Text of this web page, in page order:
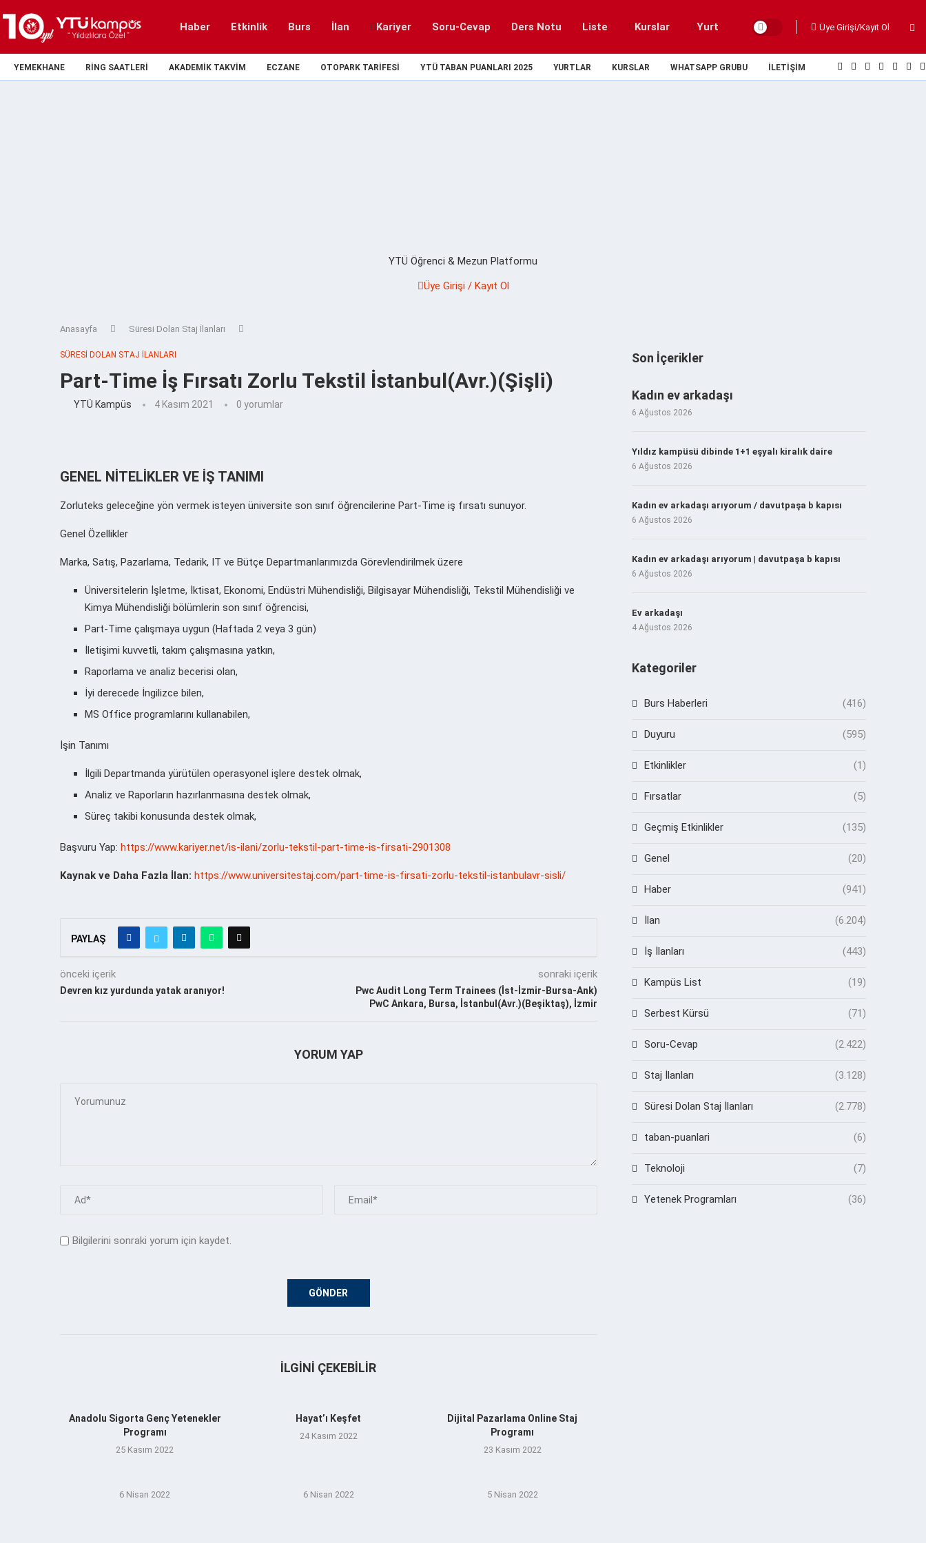
Haber Etkinlik Burs İlan Kariyer Soru-Cevap Ders Notu Liste Kurslar Yurt Üye Girişi/Kayıt Ol
YEMEKHANE RING SAATLERI AKADEMIK TAKVIM ECZANE OTOPARK TARIFESI YTÜ TABAN PUANLARI 2025 YURTLAR KURSLAR WHATSAPP GRUBU İLETIŞIM
YTÜ Öğrenci & Mezun Platformu
Üye Girişi / Kayıt Ol
Anasayfa Süresi Dolan Staj İlanları
SÜRESI DOLAN STAJ İLANLARI
Part-Time İş Fırsatı Zorlu Tekstil İstanbul(Avr.)(Şişli)
YTÜ Kampüs 4 Kasım 2021 0 yorumlar
GENEL NİTELİKLER VE İŞ TANIMI
Zorluteks geleceğine yön vermek isteyen üniversite son sınıf öğrencilerine Part-Time iş fırsatı sunuyor.
Genel Özellikler
Marka, Satış, Pazarlama, Tedarik, IT ve Bütçe Departmanlarımızda Görevlendirilmek üzere
Üniversitelerin İşletme, İktisat, Ekonomi, Endüstri Mühendisliği, Bilgisayar Mühendisliği, Tekstil Mühendisliği ve
Kimya Mühendisliği bölümlerin son sınıf öğrencisi,
Part-Time çalışmaya uygun (Haftada 2 veya 3 gün)
İletişimi kuvvetli, takım çalışmasına yatkın,
Raporlama ve analiz becerisi olan,
İyi derecede İngilizce bilen,
MS Office programlarını kullanabilen,
İşin Tanımı
İlgili Departmanda yürütülen operasyonel işlere destek olmak,
Analiz ve Raporların hazırlanmasına destek olmak,
Süreç takibi konusunda destek olmak,
Başvuru Yap: https://www.kariyer.net/is-ilani/zorlu-tekstil-part-time-is-firsati-2901308
Kaynak ve Daha Fazla İlan: https://www.universitestaj.com/part-time-is-firsati-zorlu-tekstil-istanbulavr-sisli/
PAYLAŞ
önceki içerik
Devren kız yurdunda yatak aranıyor!
sonraki içerik
Pwc Audit Long Term Trainees (İst-İzmir-Bursa-Ank)
PwC Ankara, Bursa, İstanbul(Avr.)(Beşiktaş), İzmir
YORUM YAP
Bilgilerini sonraki yorum için kaydet.
İLGINI ÇEKEBILIR
Anadolu Sigorta Genç Yetenekler
Programı
25 Kasım 2022
Hayat’ı Keşfet
24 Kasım 2022
Dijital Pazarlama Online Staj
Programı
23 Kasım 2022
6 Nisan 2022 6 Nisan 2022 5 Nisan 2022
Son İçerikler
Kadın ev arkadaşı
6 Ağustos 2026
Yıldız kampüsü dibinde 1+1 eşyalı kiralık daire
6 Ağustos 2026
Kadın ev arkadaşı arıyorum / davutpaşa b kapısı
6 Ağustos 2026
Kadın ev arkadaşı arıyorum | davutpaşa b kapısı
6 Ağustos 2026
Ev arkadaşı
4 Ağustos 2026
Kategoriler
Burs Haberleri (416)
Duyuru (595)
Etkinlikler (1)
Fırsatlar (5)
Geçmiş Etkinlikler (135)
Genel (20)
Haber (941)
İlan (6.204)
İş İlanları (443)
Kampüs List (19)
Serbest Kürsü (71)
Soru-Cevap (2.422)
Staj İlanları (3.128)
Süresi Dolan Staj İlanları (2.778)
taban-puanlari (6)
Teknoloji (7)
Yetenek Programları (36)